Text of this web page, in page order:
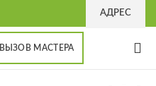
АДРЕС
ВЫЗОВ МАСТЕРА